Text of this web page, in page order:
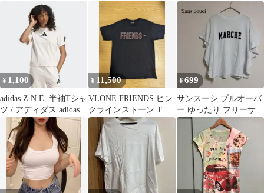
ストーン付き
ツ ブラック
¥ 1,100
adidas Z.N.E. 半袖Tシャ
ツ / アディダス adidas
¥ 11,500
VLONE FRIENDS ピン
クラインストーン Tシ
ャツ mサイズ
¥699
サンスーシ プルオーバ
ー ゆったり フリーサイ
ズ フレア袖 白 半袖Tシ
ャツ